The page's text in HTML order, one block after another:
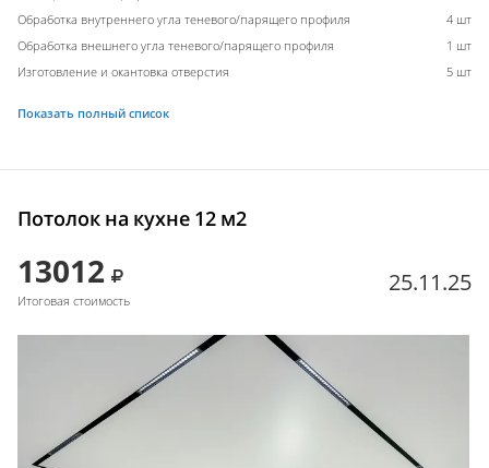
Обработка внутреннего угла теневого/парящего профиля
4 шт
Обработка внешнего угла теневого/парящего профиля
1 шт
Изготовление и окантовка отверстия
5 шт
Показать полный список
Потолок на кухне 12 м2
13012
Итоговая стоимость
25.11.25